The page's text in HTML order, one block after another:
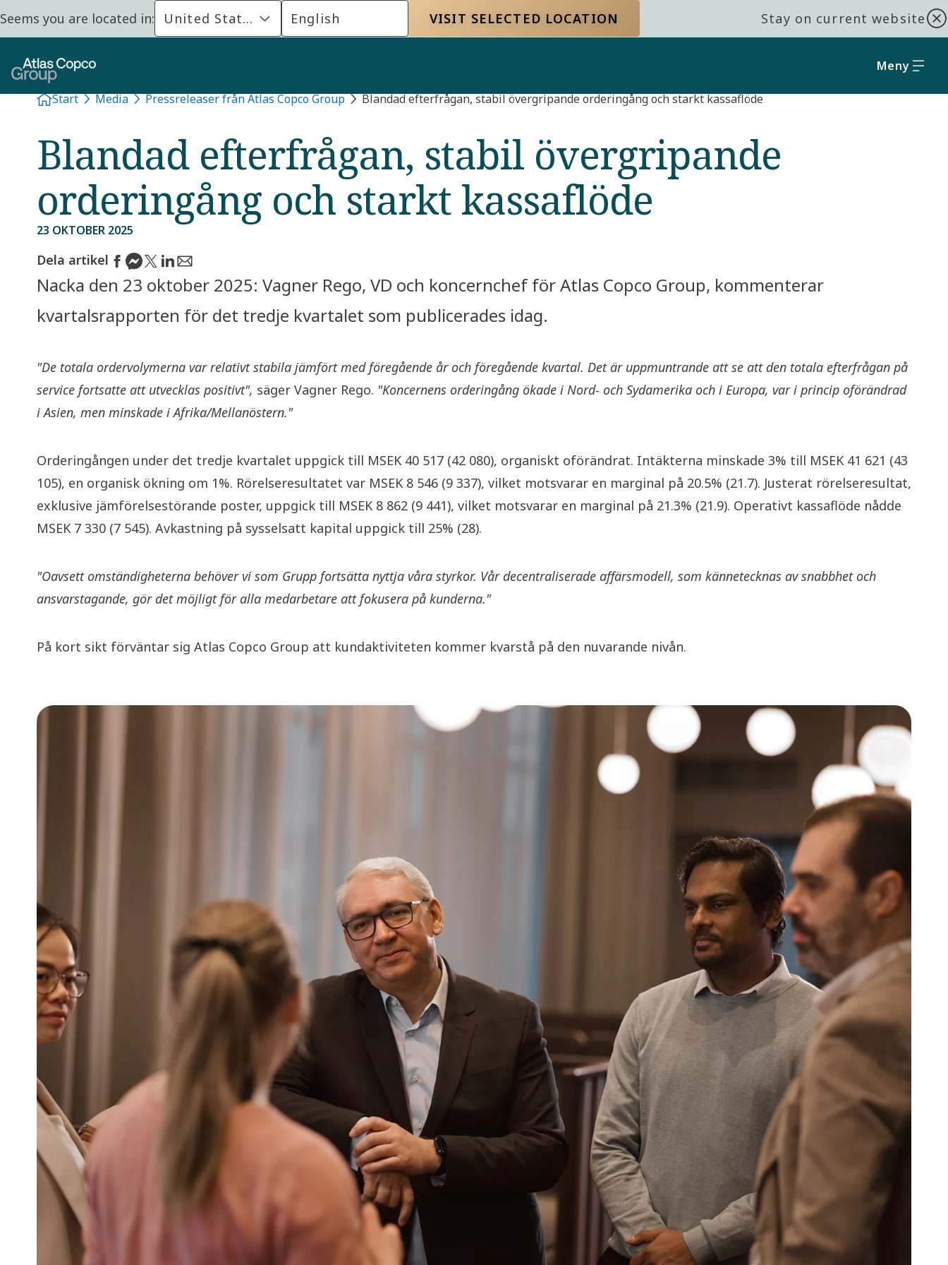
Seems you are located in: United States English VISIT SELECTED LOCATION Stay on current website
Meny
Start Media Pressreleaser från Atlas Copco Group Blandad efterfrågan, stabil övergripande orderingång och starkt kassaflöde
Blandad efterfrågan, stabil övergripande
orderingång och starkt kassaflöde
23 OKTOBER 2025
Dela artikel
Nacka den 23 oktober 2025: Vagner Rego, VD och koncernchef för Atlas Copco Group, kommenterar
kvartalsrapporten för det tredje kvartalet som publicerades idag.
"De totala ordervolymerna var relativt stabila jämfört med föregående år och föregående kvartal. Det är uppmuntrande att se att den totala efterfrågan på
service fortsatte att utvecklas positivt", säger Vagner Rego. "Koncernens orderingång ökade i Nord- och Sydamerika och i Europa, var i princip oförändrad
i Asien, men minskade i Afrika/Mellanöstern."
Orderingången under det tredje kvartalet uppgick till MSEK 40 517 (42 080), organiskt oförändrat. Intäkterna minskade 3% till MSEK 41 621 (43
105), en organisk ökning om 1%. Rörelseresultatet var MSEK 8 546 (9 337), vilket motsvarar en marginal på 20.5% (21.7). Justerat rörelseresultat,
exklusive jämförelsestörande poster, uppgick till MSEK 8 862 (9 441), vilket motsvarar en marginal på 21.3% (21.9). Operativt kassaflöde nådde
MSEK 7 330 (7 545). Avkastning på sysselsatt kapital uppgick till 25% (28).
"Oavsett omständigheterna behöver vi som Grupp fortsätta nyttja våra styrkor. Vår decentraliserade affärsmodell, som kännetecknas av snabbhet och
ansvarstagande, gör det möjligt för alla medarbetare att fokusera på kunderna."
På kort sikt förväntar sig Atlas Copco Group att kundaktiviteten kommer kvarstå på den nuvarande nivån.